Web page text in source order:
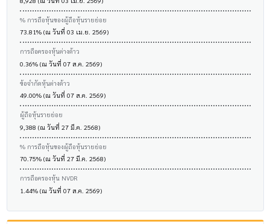
% การถือหุ้นของผู้ถือหุ้นรายย่อย
73.81% (ณ วันที่ 03 เม.ย. 2569)
การถือครองหุ้นต่างด้าว
0.36% (ณ วันที่ 07 ส.ค. 2569)
ข้อจำกัดหุ้นต่างด้าว
49.00% (ณ วันที่ 07 ส.ค. 2569)
ผู้ถือหุ้นรายย่อย
9,388 (ณ วันที่ 27 มี.ค. 2568)
% การถือหุ้นของผู้ถือหุ้นรายย่อย
70.75% (ณ วันที่ 27 มี.ค. 2568)
การถือครองหุ้น NVDR
1.44% (ณ วันที่ 07 ส.ค. 2569)